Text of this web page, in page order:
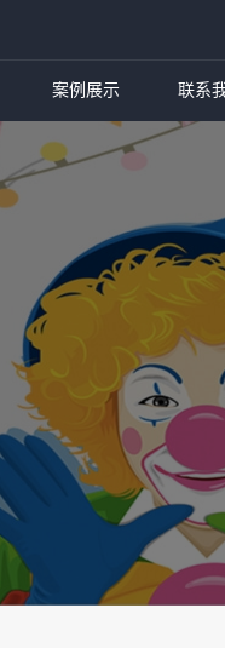
案例展示 联系